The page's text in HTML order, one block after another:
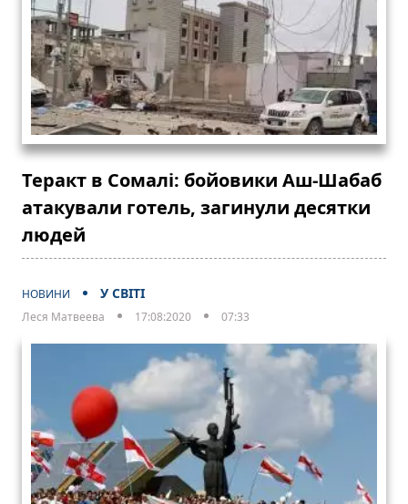
Теракт в Сомалі: бойовики Аш-Шабаб
атакували готель, загинули десятки
людей
НОВИНИ У СВІТІ
Леся Матвеева 17:08:2020 07:33